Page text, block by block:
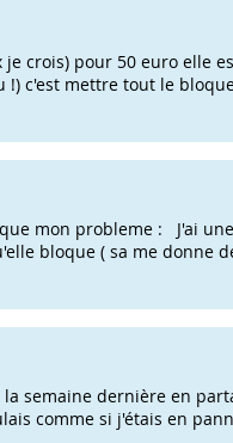
crois) pour 50 euro elle
!) c'est mettre tout le
mon probleme : J'ai une
bloque ( sa me donne
semaine dernière en
comme si j'étais en